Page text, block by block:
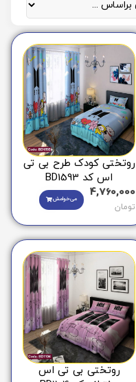
روتختی کودک طرح بی تی
اس کد BD1593
4,760,000
تومان
می‌خوامش
روتختی بی تی اس